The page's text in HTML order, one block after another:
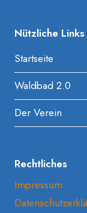
Nützliche Links
Startseite
Waldbad 2.0
Der Verein
Rechtliches
Impressum